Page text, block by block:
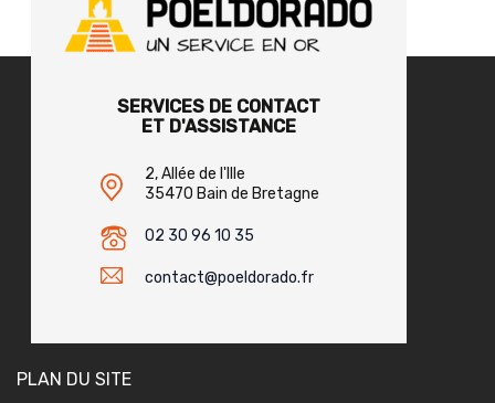
SERVICES DE CONTACT
ET D'ASSISTANCE
2, Allée de l'Ille
35470 Bain de Bretagne
02 30 96 10 35
contact@poeldorado.fr
PLAN DU SITE